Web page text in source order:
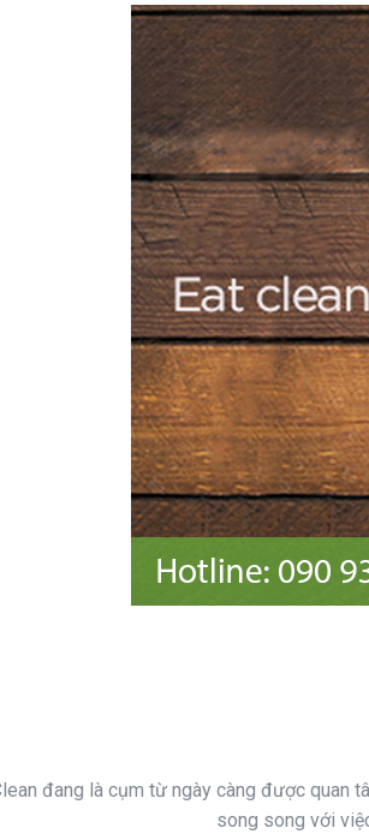
đang là cụm từ ngày càng được quan
song song với